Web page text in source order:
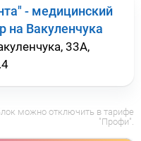
- медицинский
на Вакуленчука
33А,
можно отключить в тарифе
"Профи".